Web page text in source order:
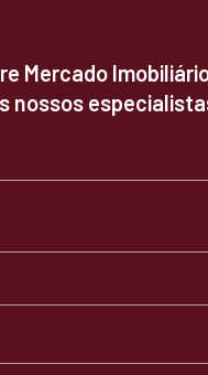
Mercado
nossos